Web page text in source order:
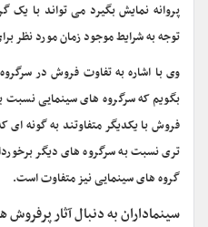
پروانه نمایش بگیرد می تواند با یک
توجه به شرایط موجود زمان مورد نظر
وی با اشاره به تفاوت فروش در
بگویم که سرگروه های سینمایی نسبت
فروش با یکدیگر متفاوتند به گونه
تری نسبت به سرگروه های دیگر
گروه های سینمایی نیز متفاوت است.
سینماداران به دنبال آثار پرفروش